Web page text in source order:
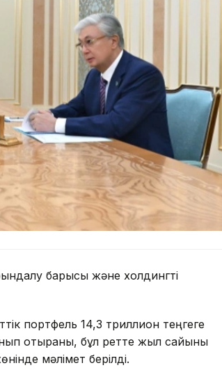
барысы және холдингті
портфель 14,3 триллион теңгеге
отырғаны, бұл ретте жыл сайынғы
мәлімет берілді.